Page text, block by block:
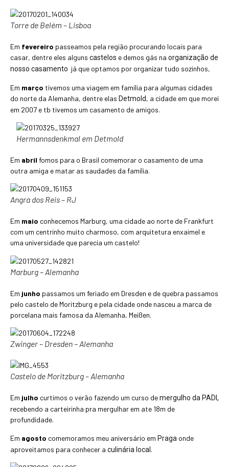
Torre de Belém – Lisboa
Em fevereiro passeamos pela região procurando locais para
casar, dentre eles alguns castelos e demos gás na organização de
nosso casamento já que optamos por organizar tudo sozinhos,
Em março tivemos uma viagem em família para algumas cidades
do norte da Alemanha, dentre elas Detmold, a cidade em que morei
em 2007 e tb tivemos um casamento de amigos.
Hermannsdenkmal em Detmold
Em abril fomos para o Brasil comemorar o casamento de uma
outra amiga e matar as saudades da família.
Angra dos Reis – RJ
Em maio conhecemos Marburg, uma cidade ao norte de Frankfurt
com um centrinho muito charmoso, com arquitetura enxaimel e
uma universidade que parecia um castelo!
Marburg – Alemanha
Em junho passamos um feriado em Dresden e de quebra passamos
pelo castelo de Moritzburg e pela cidade onde nasceu a marca de
porcelana mais famosa da Alemanha, Meißen.
Zwinger – Dresden – Alemanha
Castelo de Moritzburg – Alemanha
Em julho curtimos o verão fazendo um curso demergulho da PADI,
recebendo a carteirinha pra mergulhar em ate 18m de
profundidade.
Em agosto comemoramos meu aniversário em Praga onde
aproveitamos para conhecer a culinária local.